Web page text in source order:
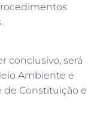
conclusivo, será
Ambiente e
de Constituição e